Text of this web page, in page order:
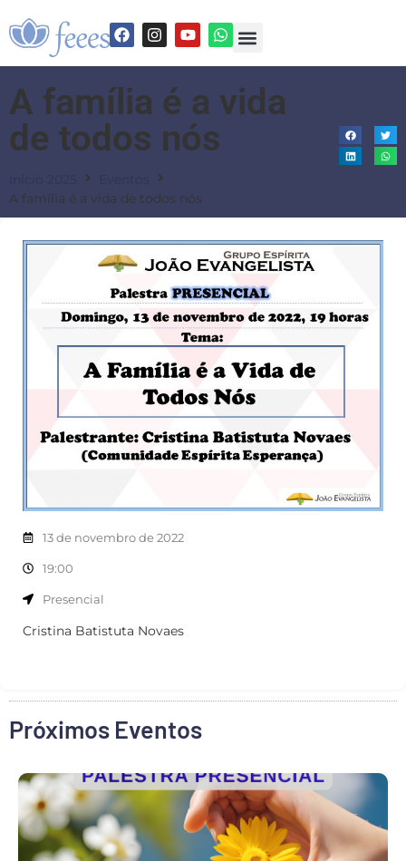
A família é a vida
de todos nós
A família é a vida de todos nós
13 de novembro de 2022
19:00
Presencial
Cristina Batistuta Novaes
Próximos Eventos